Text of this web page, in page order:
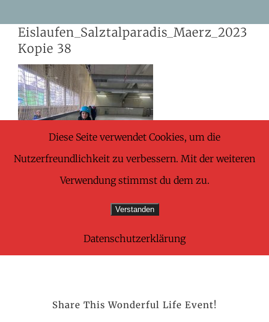
content
Eislaufen_Salztalparadis_Maerz_2023
Kopie 38
Share This Wonderful Life Event!
Diese Seite verwendet Cookies, um die
Nutzerfreundlichkeit zu verbessern. Mit der weiteren
Verwendung stimmst du dem zu.
Verstanden
Datenschutzerklärung